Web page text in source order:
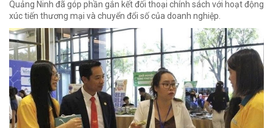
Quảng Ninh đã góp phần gắn kết đối thoại chính sách với hoạt động
xúc tiến thương mại và chuyển đổi số của doanh nghiệp.